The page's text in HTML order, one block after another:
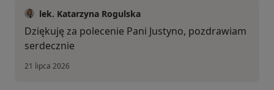
lek. Katarzyna Rogulska
Dziękuję za polecenie Pani Justyno, pozdrawiam
serdecznie
21 lipca 2026